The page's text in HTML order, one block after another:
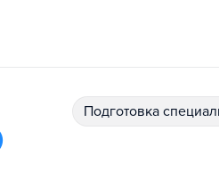
подготовка